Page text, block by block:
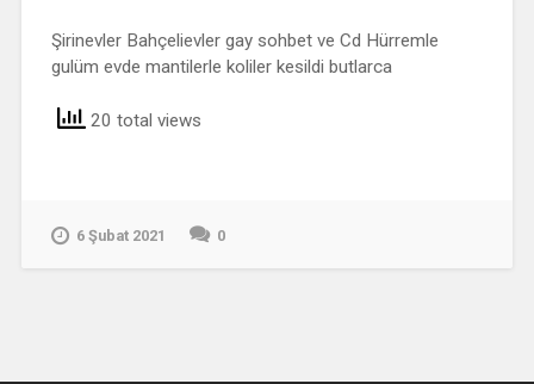
Şirinevler Bahçelievler gay sohbet ve Cd Hürremle
gulüm evde mantilerle koliler kesildi butlarca
20 total views
6 Şubat 2021 0